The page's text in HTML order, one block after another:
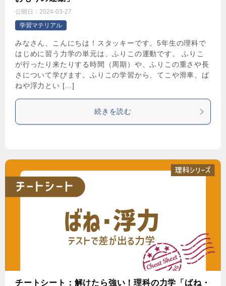
公開日： 2024-03-27
学習マテリアル
みなさん、こんにちは！スタッキーです。5年生の理科で
はじめに習う力学の単元は、ふりこの運動です。 ふりこ
が行ったり来たりする時間（周期）や、ふりこの重さや長
さについて学びます。ふりこの学習から、てこや滑車、ば
ねや浮力とい […]
続きを読む
チートシート：解けたら強い！理科の力学「ばね・